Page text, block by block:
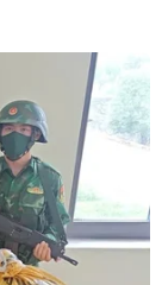
đấu
cá thể tê tê
thuộc phạm vi
CP, nên được